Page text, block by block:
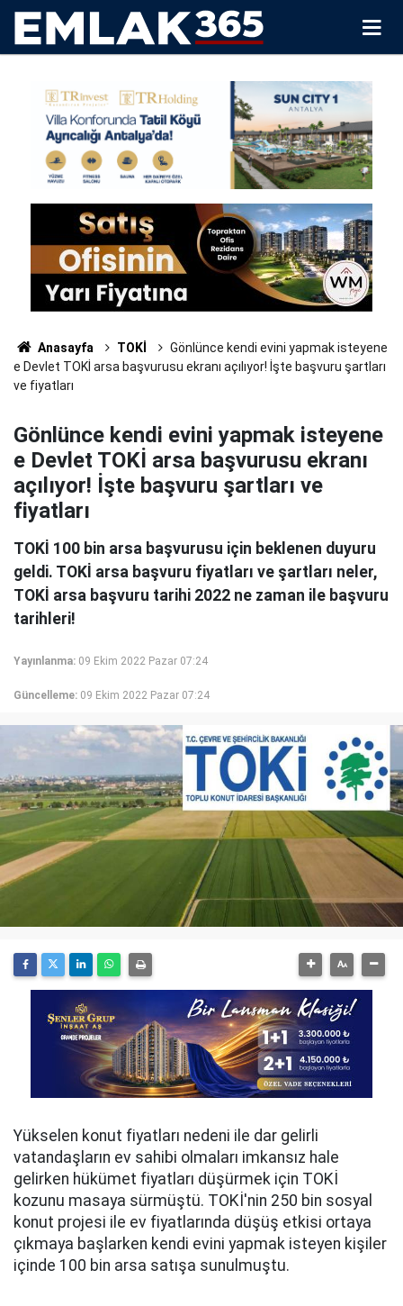
Anasayfa TOKİ
Gönlünce kendi evini yapmak isteyene
e Devlet TOKİ arsa başvurusu ekranı açılıyor! İşte başvuru şartları
ve fiyatları
Gönlünce kendi evini yapmak isteyene
e Devlet TOKİ arsa başvurusu ekranı
açılıyor! İşte başvuru şartları ve
fiyatları
TOKİ 100 bin arsa başvurusu için beklenen duyuru
geldi. TOKİ arsa başvuru fiyatları ve şartları neler,
TOKİ arsa başvuru tarihi 2022 ne zaman ile başvuru
tarihleri!
Yayınlanma: 09 Ekim 2022 Pazar 07:24
Güncelleme: 09 Ekim 2022 Pazar 07:24
Yükselen konut fiyatları nedeni ile dar gelirli
vatandaşların ev sahibi olmaları imkansız hale
gelirken hükümet fiyatları düşürmek için TOKİ
kozunu masaya sürmüştü. TOKİ'nin 250 bin sosyal
konut projesi ile ev fiyatlarında düşüş etkisi ortaya
çıkmaya başlarken kendi evini yapmak isteyen kişiler
içinde 100 bin arsa satışa sunulmuştu.